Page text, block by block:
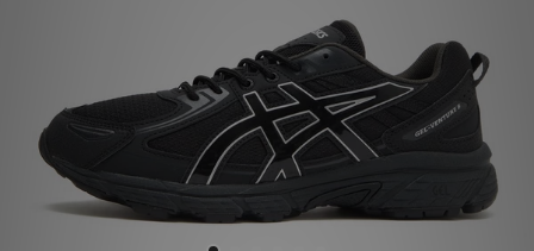
DESPORTO
FUTEBOL JD